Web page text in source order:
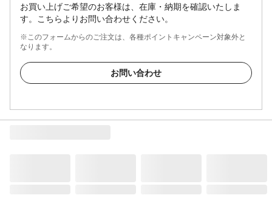
お買い上げご希望のお客様は、在庫・納期を確認いたしま
す。こちらよりお問い合わせください。
※このフォームからのご注文は、各種ポイントキャンペーン対象外と
なります。
お問い合わせ